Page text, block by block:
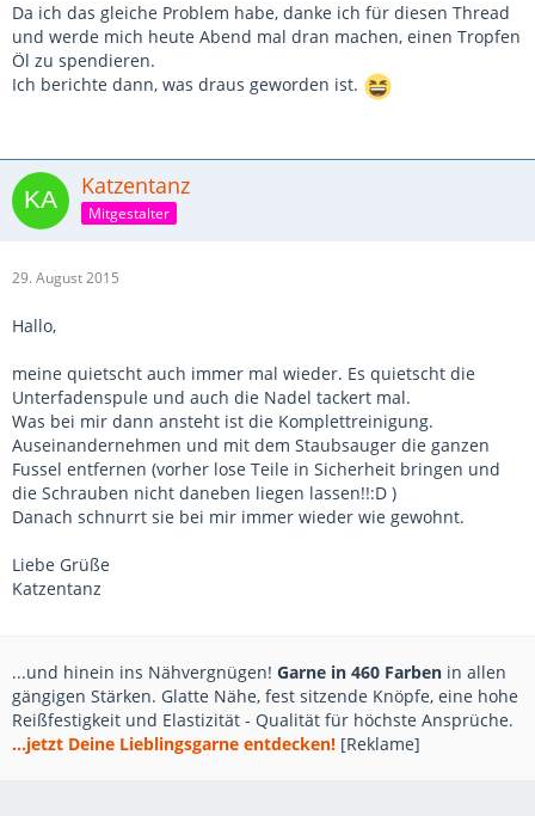
Da ich das gleiche Problem habe, danke ich für diesen Thread
und werde mich heute Abend mal dran machen, einen Tropfen
Öl zu spendieren.
Ich berichte dann, was draus geworden ist.
Katzentanz
Mitgestalter
29. August 2015
Hallo,
meine quietscht auch immer mal wieder. Es quietscht die
Unterfadenspule und auch die Nadel tackert mal.
Was bei mir dann ansteht ist die Komplettreinigung.
Auseinandernehmen und mit dem Staubsauger die ganzen
Fussel entfernen (vorher lose Teile in Sicherheit bringen und
die Schrauben nicht daneben liegen lassen!!:D )
Danach schnurrt sie bei mir immer wieder wie gewohnt.
Liebe Grüße
Katzentanz
...und hinein ins Nähvergnügen! Garne in 460 Farben in allen
gängigen Stärken. Glatte Nähe, fest sitzende Knöpfe, eine hohe
Reißfestigkeit und Elastizität - Qualität für höchste Ansprüche.
...jetzt Deine Lieblingsgarne entdecken! [Reklame]